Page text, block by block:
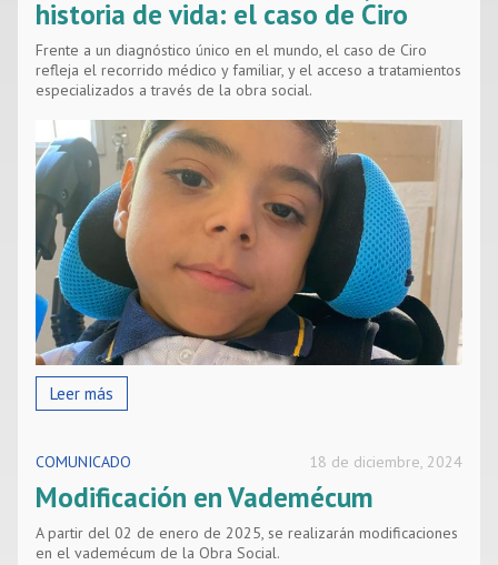
historia de vida: el caso de Ciro
Frente a un diagnóstico único en el mundo, el caso de Ciro
refleja el recorrido médico y familiar, y el acceso a tratamientos
especializados a través de la obra social.
Leer más
18 de diciembre, 2024
COMUNICADO
Modificación en Vademécum
A partir del 02 de enero de 2025, se realizarán modificaciones
en el vademécum de la Obra Social.